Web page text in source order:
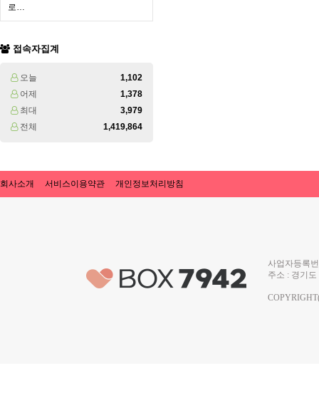
로…
접속자집계
오늘
1,102
어제
1,378
최대
3,979
전체
1,419,864
회사소개 서비스이용약관 개인정보처리방침
사업자등록
주소 : 경기